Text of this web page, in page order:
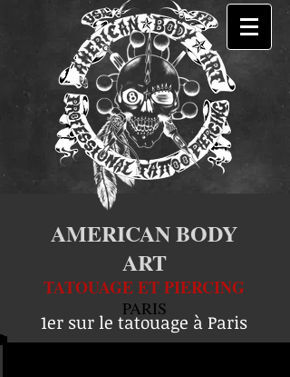
AMERICAN BODY
ART
TATOUAGE ET PIERCING
PARIS
1er sur le tatouage à Paris